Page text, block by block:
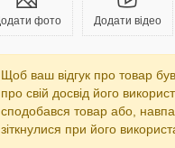
фото Додати відео
Щоб ваш відгук про товар
про свій досвід його
сподобався товар або,
зіткнулися при його